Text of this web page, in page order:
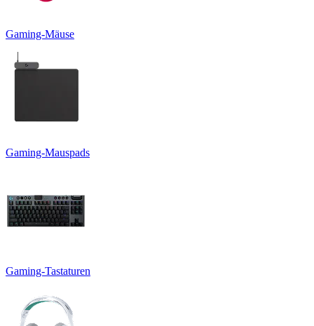
Gaming-Mäuse
Gaming-Mauspads
Gaming-Tastaturen